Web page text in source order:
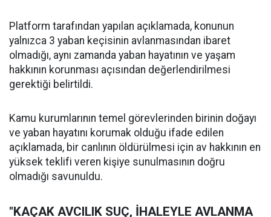
Platform tarafından yapılan açıklamada, konunun
yalnızca 3 yaban keçisinin avlanmasından ibaret
olmadığı, aynı zamanda yaban hayatının ve yaşam
hakkının korunması açısından değerlendirilmesi
gerektiği belirtildi.
Kamu kurumlarının temel görevlerinden birinin doğayı
ve yaban hayatını korumak olduğu ifade edilen
açıklamada, bir canlının öldürülmesi için av hakkının en
yüksek teklifi veren kişiye sunulmasının doğru
olmadığı savunuldu.
"KAÇAK AVCILIK SUÇ, İHALEYLE AVLANMA